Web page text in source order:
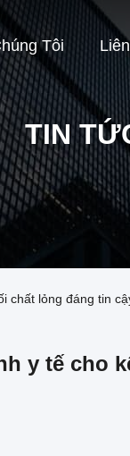
Tôi
TIN
chất lỏng đáng tin
y tế cho